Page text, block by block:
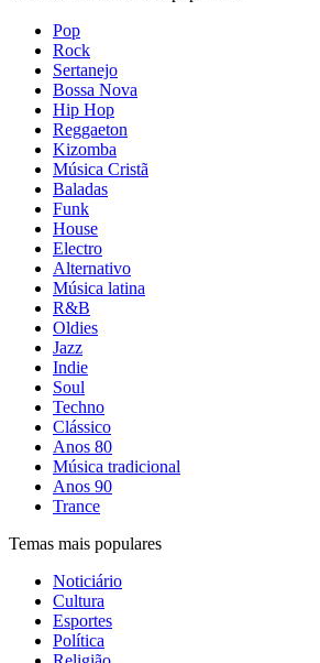
Pop
Rock
Sertanejo
Bossa Nova
Hip Hop
Reggaeton
Kizomba
Música Cristã
Baladas
Funk
House
Electro
Alternativo
Música latina
R&B
Oldies
Jazz
Indie
Soul
Techno
Clássico
Anos 80
Música tradicional
Anos 90
Trance
Temas mais populares
Noticiário
Cultura
Esportes
Política